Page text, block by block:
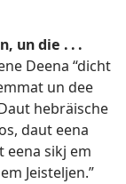
un die . . .
Deena “dicht
un dee
hebräische
daut eena
eena sikj em
Jeisteljen.”